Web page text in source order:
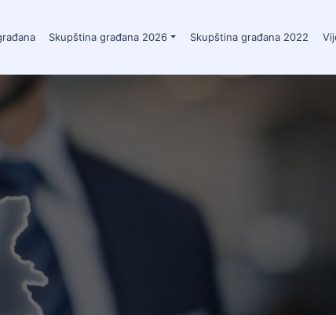
Skupština građana 2026 Skupština građana 2022